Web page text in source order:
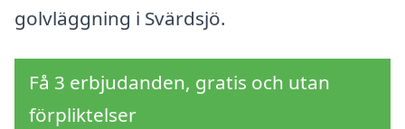
golvläggning i Svärdsjö.
Få 3 erbjudanden, gratis och utan
förpliktelser